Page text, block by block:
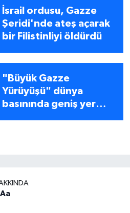
İsrail ordusu, Gazze
Şeridi'nde ateş açarak
bir Filistinliyi öldürdü
"Büyük Gazze
Yürüyüşü" dünya
basınında geniş yer